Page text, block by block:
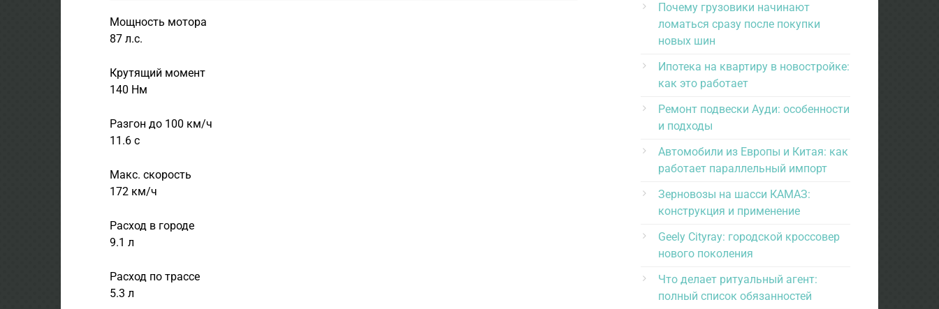
Мощность мотора
87 л.с.
Крутящий момент
140 Нм
Разгон до 100 км/ч
11.6 с
Макс. скорость
172 км/ч
Расход в городе
9.1 л
Расход по трассе
5.3 л
Почему грузовики начинают
ломаться сразу после покупки
новых шин
Ипотека на квартиру в новостройке:
как это работает
Ремонт подвески Ауди: особенности
и подходы
Автомобили из Европы и Китая: как
работает параллельный импорт
Зерновозы на шасси КАМАЗ:
конструкция и применение
Geely Cityray: городской кроссовер
нового поколения
Что делает ритуальный агент:
полный список обязанностей